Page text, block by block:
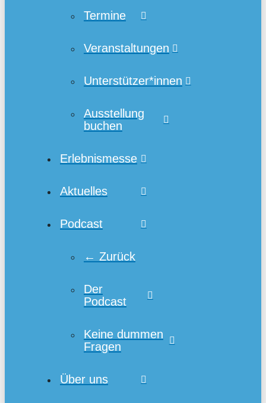
Termine
Veranstaltungen
Unterstützer*innen
Ausstellung
buchen
Erlebnismesse
Aktuelles
Podcast
← Zurück
Der
Podcast
Keine dummen
Fragen
Über uns